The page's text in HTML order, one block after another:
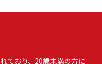
ており、20歳未満の方に